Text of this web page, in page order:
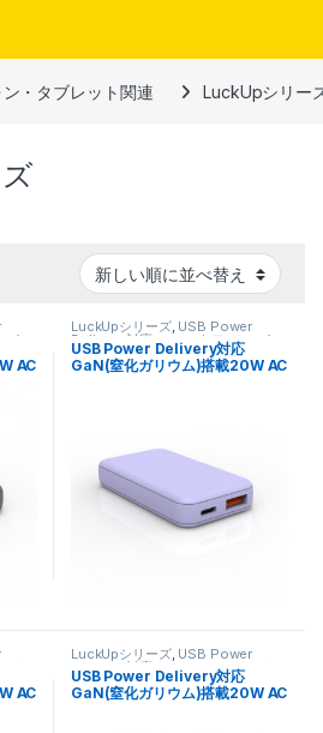
・タブレット関連 LuckUpシリー
タ
AC
LuckUpシリーズ, USB Power
Delivery 対応,スマートフォン・タ
ブレット関連, 充電器
USB Power Delivery対応
GaN(窒化ガリウム)搭載20W AC
タ
AC
LuckUpシリーズ, USB Power
Delivery 対応,スマートフォン・タ
ブレット関連, 充電器
USB Power Delivery対応
GaN(窒化ガリウム)搭載20W AC